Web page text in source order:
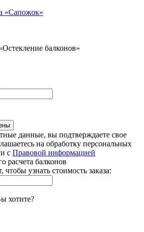
балконов»
данные, вы подтверждаете свое
на обработку персональных
с Правовой информацией
расчета балконов
узнать стоимость заказа:
хотите?